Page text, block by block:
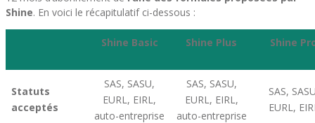
Shine. En voici le récapitulatif ci-dessous :
Shine Basic Shine Plus Shine
Statuts
acceptés
SAS, SASU,
EURL, EIRL,
auto-entreprise
SAS, SASU,
EURL, EIRL,
auto-entreprise
SAS,
EURL,